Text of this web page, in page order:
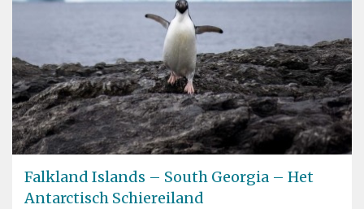
Falkland Islands – South Georgia – Het
Antarctisch Schiereiland